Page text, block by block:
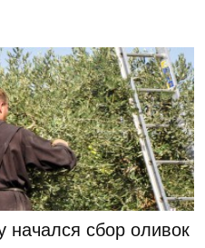
сбор оливок